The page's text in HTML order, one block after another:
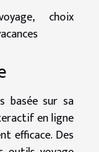
choix
basée sur sa
en ligne
efficace. Des